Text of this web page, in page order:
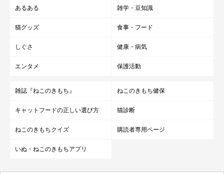
あるある 雑学・豆知識
猫グッズ 食事・フード
しぐさ 健康・病気
エンタメ 保護活動
雑誌『ねこのきもち』 ねこのきもち健保
キャットフードの正しい選び方 猫診断
ねこのきもちクイズ 購読者専用ページ
いぬ・ねこのきもちアプリ